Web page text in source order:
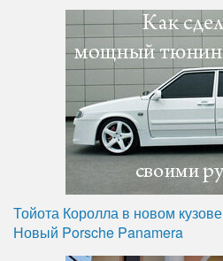
Тойота Королла в новом кузове
Новый Porsche Panamera